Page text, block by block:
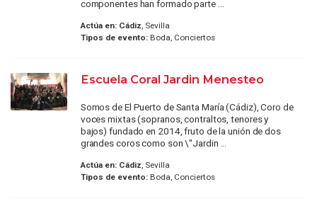
componentes han formado parte ...
Actúa en: Cádiz, Sevilla
Tipos de evento:Boda, Conciertos
Escuela Coral Jardin Menesteo
Somos de El Puerto de Santa María (Cádiz), Coro de
voces mixtas (sopranos, contraltos, tenores y
bajos) fundado en 2014, fruto de la unión de dos
grandes coros como son \"Jardin ...
Actúa en: Cádiz, Sevilla
Tipos de evento:Boda, Conciertos